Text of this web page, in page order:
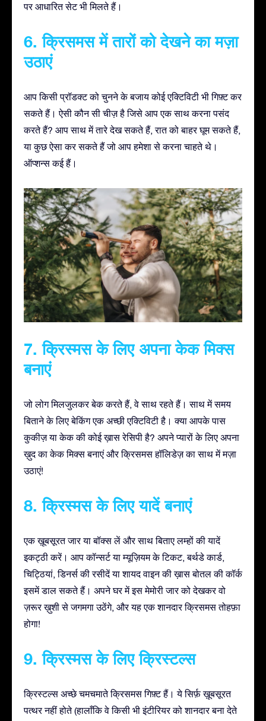
पर आधारित सेट भी मिलते हैं।
6. क्रिसमस में तारों को देखने का मज़ा
उठाएं
आप किसी प्रॉडक्ट को चुनने के बजाय कोई एक्टिविटी भी गिफ़्ट कर
सकते हैं। ऐसी कौन सी चीज़ है जिसे आप एक साथ करना पसंद
करते हैं? आप साथ में तारे देख सकते हैं, रात को बाहर घूम सकते हैं,
या कुछ ऐसा कर सकते हैं जो आप हमेशा से करना चाहते थे।
ऑप्शन्स कई हैं।
7. क्रिस्मस के लिए अपना केक मिक्स
बनाएं
जो लोग मिलजुलकर बेक करते हैं, वे साथ रहते हैं। साथ में समय
बिताने के लिए बेकिंग एक अच्छी एक्टिविटी है। क्या आपके पास
कुकीज़ या केक की कोई ख़ास रेसिपी है? अपने प्यारों के लिए अपना
ख़ुद का केक मिक्स बनाएं और क्रिसमस हॉलिडेज़ का साथ में मज़ा
उठाएं!
8. क्रिस्मस के लिए यादें बनाएं
एक ख़ूबसूरत जार या बॉक्स लें और साथ बिताए लम्हों की यादें
इकट्ठी करें। आप कॉन्सर्ट या म्यूज़ियम के टिकट, बर्थडे कार्ड,
चिट्ठियां, डिनर्स की रसीदें या शायद वाइन की ख़ास बोतल की कॉर्क
इसमें डाल सकते हैं। अपने घर में इस मेमोरी जार को देखकर वो
ज़रूर ख़ुशी से जगमगा उठेंगे, और यह एक शानदार क्रिसमस तोहफ़ा
होगा!
9. क्रिस्मस के लिए क्रिस्टल्स
क्रिस्टल्स अच्छे चमचमाते क्रिसमस गिफ़्ट हैं। ये सिर्फ़ ख़ूबसूरत
पत्थर नहीं होते (हालाँकि वे किसी भी इंटीरियर को शानदार बना देते